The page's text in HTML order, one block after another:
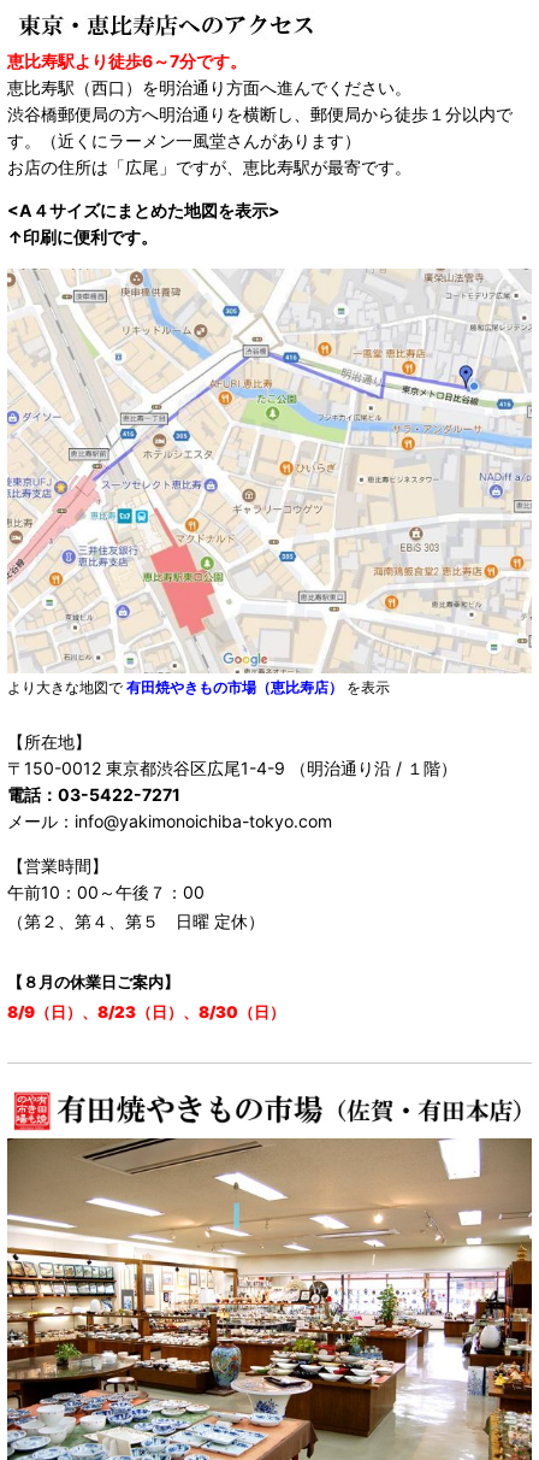
恵比寿駅より徒歩6～7分です。
恵比寿駅（西口）を明治通り方面へ進んでください。
渋谷橋郵便局の方へ明治通りを横断し、郵便局から徒歩１分以内で
す。（近くにラーメン一風堂さんがあります）
お店の住所は「広尾」ですが、恵比寿駅が最寄です。
<A４サイズにまとめた地図を表示>
↑印刷に便利です。
より大きな地図で 有田焼やきもの市場（恵比寿店） を表示
【所在地】
〒150-0012 東京都渋谷区広尾1-4-9 （明治通り沿 / １階）
電話：03-5422-7271
メール：info@yakimonoichiba-tokyo.com
【営業時間】
午前10：00～午後７：00
（第２、第４、第５ 日曜 定休）
【８月の休業日ご案内】
8/9（日）、8/23（日）、8/30（日）